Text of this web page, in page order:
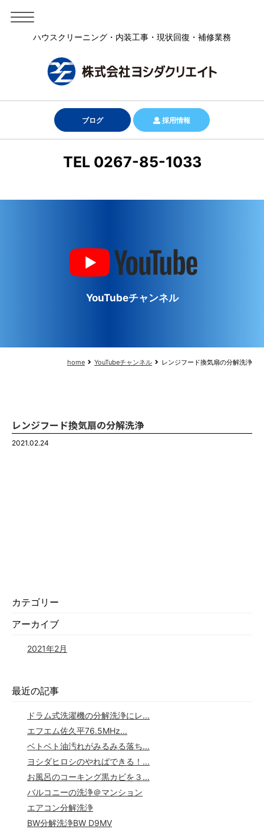
ハウスクリーニング・内装工事・現状回復・補修業務
ブログ 採用情報
TEL 0267-85-1033
YouTubeチャンネル
home YouTubeチャンネル レンジフード換気扇の分解洗浄
レンジフード換気扇の分解洗浄
2021.02.24
カテゴリー
アーカイブ
2021年2月
最近の記事
ドラム式洗濯機の分解洗浄にレ...
エフエム佐久平76.5MHz...
ベトベト油汚れがみるみる落ち...
ヨシダヒロシのやればできる！...
お風呂のコーキング黒カビを３...
バルコニーの洗浄＠マンション
エアコン分解洗浄
BW分解洗浄BW D9MV